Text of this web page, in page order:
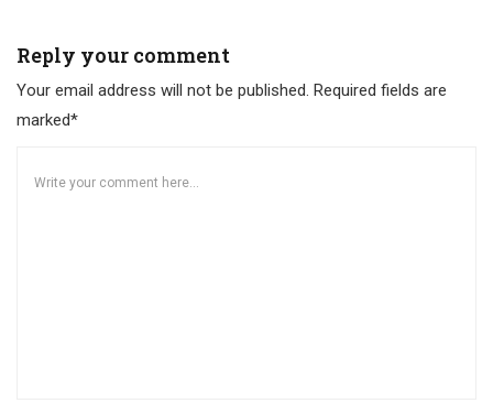
Reply your comment
Your email address will not be published. Required fields are
marked*